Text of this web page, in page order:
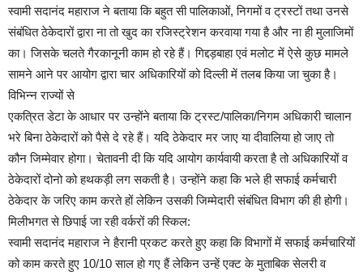
स्वामी सदानंद महाराज ने बताया कि बहुत सी पालिकाओं, निगमों व ट्रस्टों तथा उनसे
संबंधित ठेकेदारों द्वारा ना तो खुद का रजिस्ट्रेशन करवाया गया है और ना ही मुलाजिमों
का। जिसके चलते गैरकानूनी काम हो रहे हैं। गिद्दड़बाहा एवं मलोट में ऐसे कुछ मामले
सामने आने पर आयोग द्वारा चार अधिकारियों को दिल्ली में तलब किया जा चुका है।
विभिन्न राज्यों से
एकत्रित डेटा के आधार पर उन्होंने बताया कि ट्रस्ट/पालिका/निगम अधिकारी चालान
भरे बिना ठेकेदारों को पैसे दे रहे हैं। यदि ठेकेदार मर जाए या दीवालिया हो जाए तो
कौन जिम्मेवार होगा। चेतावनी दी कि यदि आयोग कार्यवायी करता है तो अधिकारियों व
ठेकेदारों दोनो को हथकड़ी लग सकती है। उन्होंने कहा कि भले ही सफाई कर्मचारी
ठेकेदार के जरिए काम करते हों लेकिन उसकी जिम्मेदारी संबंधित विभाग की ही होगी।
मिलीभगत से छिपाई जा रही वर्करों की स्किल:
स्वामी सदानंद महाराज ने हैरानी प्रकट करते हुए कहा कि विभागों में सफाई कर्मचारियों
को काम करते हुए 10/10 साल हो गए हैं लेकिन उन्हें एक्ट के मुताबिक सेलरी व